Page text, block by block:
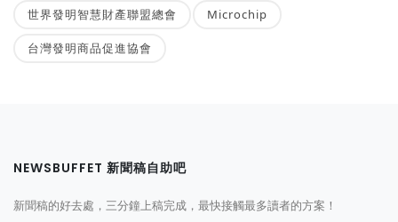
世界發明智慧財產聯盟總會 Microchip
台灣發明商品促進協會
NEWSBUFFET 新聞稿自助吧
新聞稿的好去處，三分鐘上稿完成，最快接觸最多讀者的方案！